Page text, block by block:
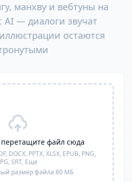
манхву и вебтуны на
— диалоги звучат
остаются
файл сюда
DOCX, PPTX, XLSX, EPUB, PNG,
SRT, Еще
размер файла 80 МБ